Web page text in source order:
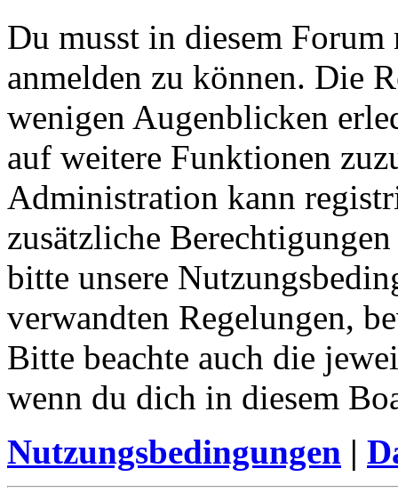
Du musst in diesem
anmelden zu können. Die
wenigen Augenblicken
auf weitere Funktionen
Administration kann
zusätzliche
bitte unsere
verwandten Regelungen,
Bitte beachte auch die
wenn du dich in diesem
Nutzungsbedingungen |